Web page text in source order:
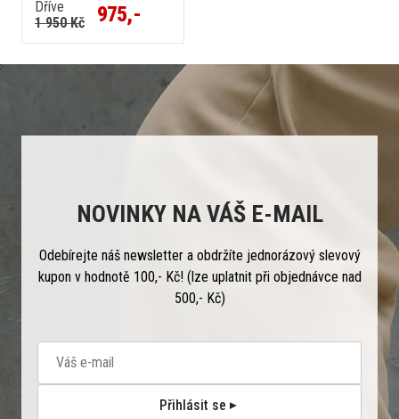
Dříve
1 950 Kč
975,-
NOVINKY NA VÁŠ E-MAIL
Odebírejte náš newsletter a obdržíte jednorázový slevový
kupon v hodnotě 100,- Kč! (lze uplatnit při objednávce nad
500,- Kč)
Přihlásit se